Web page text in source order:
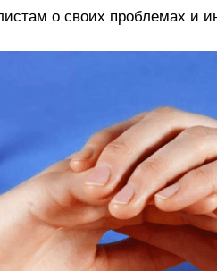
о своих проблемах и